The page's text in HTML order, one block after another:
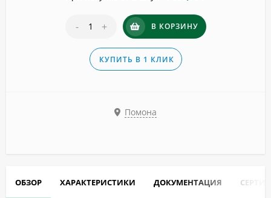
- + В КОРЗИНУ
КУПИТЬ В 1 КЛИК
Помона
ОБЗОР ХАРАКТЕРИСТИКИ ДОКУМЕНТАЦИЯ